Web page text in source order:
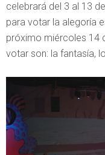
celebrará del 3 al 13
para votar la alegoría
próximo miércoles 14
votar son: la fantasía,